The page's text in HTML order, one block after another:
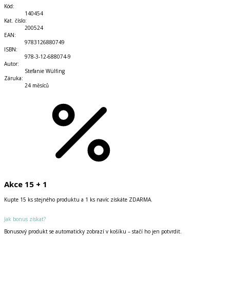
Kód:
140454
Kat. číslo:
200524
EAN:
9783126880749
ISBN:
978-3-12-688074-9
Autor:
Stefanie Wülfing
Záruka:
24 měsíců
Akce 15 + 1
Kupte 15 ks stejného produktu a 1 ks navíc získáte ZDARMA.
Jak bonus získat?
Bonusový produkt se automaticky zobrazí v košíku – stačí ho jen potvrdit.